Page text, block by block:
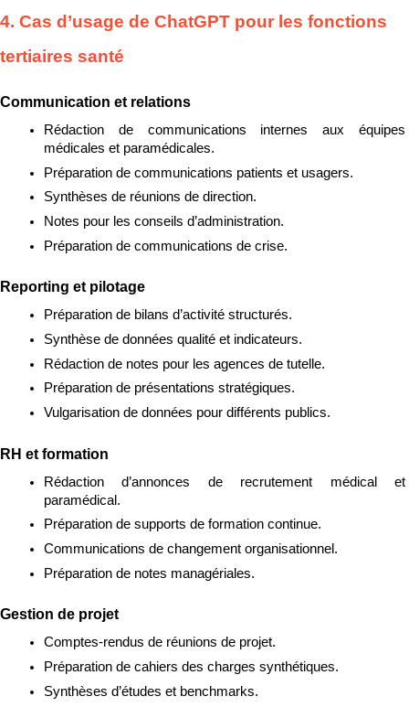
4. Cas d’usage de ChatGPT pour les fonctions
tertiaires santé
Communication et relations
Rédaction de communications internes aux équipes
médicales et paramédicales.
Préparation de communications patients et usagers.
Synthèses de réunions de direction.
Notes pour les conseils d’administration.
Préparation de communications de crise.
Reporting et pilotage
Préparation de bilans d’activité structurés.
Synthèse de données qualité et indicateurs.
Rédaction de notes pour les agences de tutelle.
Préparation de présentations stratégiques.
Vulgarisation de données pour différents publics.
RH et formation
Rédaction d’annonces de recrutement médical et
paramédical.
Préparation de supports de formation continue.
Communications de changement organisationnel.
Préparation de notes managériales.
Gestion de projet
Comptes-rendus de réunions de projet.
Préparation de cahiers des charges synthétiques.
Synthèses d’études et benchmarks.